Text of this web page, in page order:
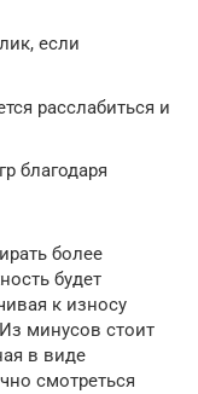
если
расслабиться и
благодаря
более
будет
к износу
минусов стоит
в виде
смотреться